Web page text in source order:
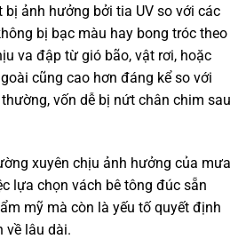
bị ảnh hưởng bởi tia UV so với các
bị bạc màu hay bong tróc theo
va đập từ gió bão, vật rơi, hoặc
cũng cao hơn đáng kể so với
vốn dễ bị nứt chân chim sau
xuyên chịu ảnh hưởng của mưa
lựa chọn vách bê tông đúc sẵn
mỹ mà còn là yếu tố quyết định
về lâu dài.